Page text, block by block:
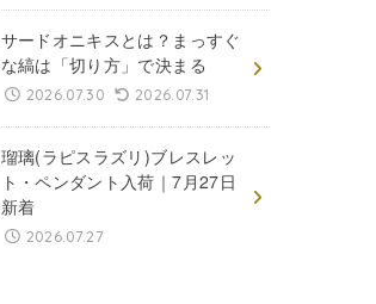
サードオニキスとは？まっすぐ
な縞は「切り方」で決まる
2026.07.30 2026.07.31
瑠璃(ラピスラズリ)ブレスレッ
ト・ペンダント入荷｜7月27日
新着
2026.07.27